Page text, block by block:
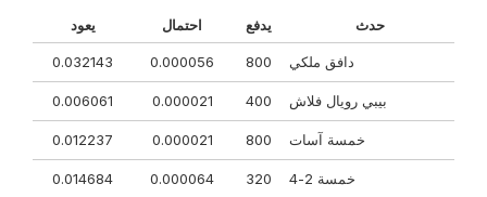
حدث يدفع احتمال يعود
دافق ملكي 800
0.000056
0.032143
بيبي رويال فلاش 400
0.000021
0.006061
خمسة آسات 800
0.000021
0.012237
خمسة 2-4 320
0.000064
0.014684